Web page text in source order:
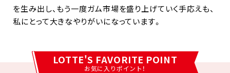
を生み出し、もう一度ガム市場を盛り上げていく手応えも、
私にとって大きなやりがいになっています。
LOTTE'S FAVORITE POINT
お気に入りポイント！